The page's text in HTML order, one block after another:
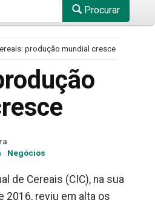
Procurar
produção mundial cresce
Negócios
de Cereais (CIC), na sua
2016, reviu em alta os